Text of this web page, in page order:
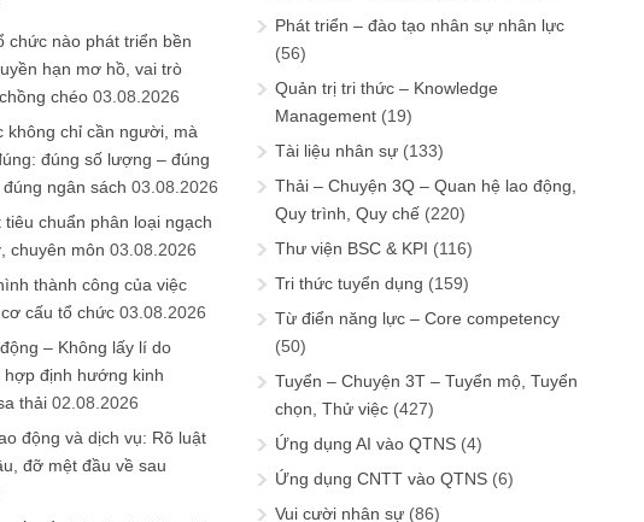
chức nào phát triển bền
hạn mơ hồ, vai trò
chéo 03.08.2026
không chỉ cần người, mà
đúng số lượng – đúng
ngân sách 03.08.2026
tiêu chuẩn phân loại ngạch
chuyên môn 03.08.2026
thành công của việc
cấu tổ chức 03.08.2026
– Không lấy lí do
hợp định hướng kinh
thải 02.08.2026
động và dịch vụ: Rõ luật
đỡ mệt đầu về sau
Phát triển – đào tạo nhân sự nhân lực
(56)
Quản trị tri thức – Knowledge
Management (19)
Tài liệu nhân sự (133)
Thải – Chuyện 3Q – Quan hệ lao động,
Quy trình, Quy chế (220)
Thư viện BSC & KPI (116)
Tri thức tuyển dụng (159)
Từ điển năng lực – Core competency
(50)
Tuyển – Chuyện 3T – Tuyển mộ, Tuyển
chọn, Thử việc (427)
Ứng dụng AI vào QTNS (4)
Ứng dụng CNTT vào QTNS (6)
Vui cười nhân sự (86)